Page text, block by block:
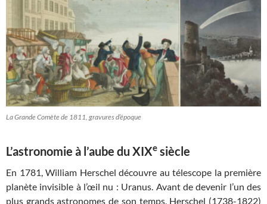
La Grande Comète de 1811, gravures d’époque
L’astronomie à l’aube du XIXe siècle
En 1781, William Herschel découvre au télescope la première
planète invisible à l’œil nu : Uranus. Avant de devenir l’un des
plus grands astronomes de son temps, Herschel (1738-1822)